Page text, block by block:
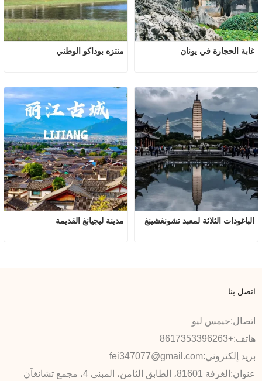
منتزه بوداكو الوطني غابة الحجارة في يونان
مدينة ليجيانغ القديمة الباغودات الثلاثة لمعبد تشونغشينغ
اتصل بنا
اتصال:جيمس ليو
هاتف:+8617353396263
بريد إلكتروني:fei347077@gmail.com
عنوان:
الغرفة 81601، الطابق الثامن، المبنى 4، مجمع تشانغآن